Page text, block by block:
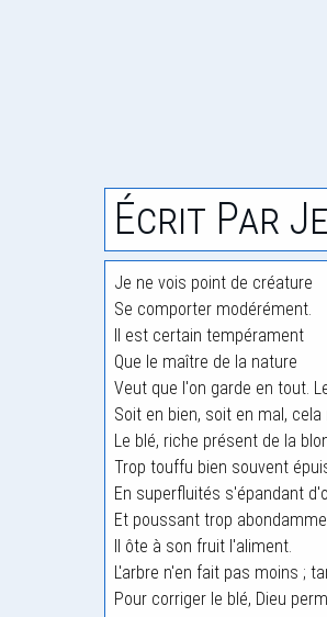
Écrit Par
Je ne vois point de créature
Se comporter modérément.
Il est certain tempérament
Que le maître de la nature
Veut que l'on garde en tout.
Soit en bien, soit en mal, cela
Le blé, riche présent de la
Trop touffu bien souvent
En superfluités s'épandant
Et poussant trop
Il ôte à son fruit l'aliment.
L'arbre n'en fait pas moins ;
Pour corriger le blé, Dieu